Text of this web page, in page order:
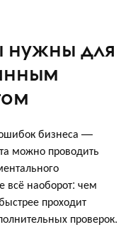
нужны для
бизнеса —
можно проводить
всё наоборот: чем
проходит
проверок.